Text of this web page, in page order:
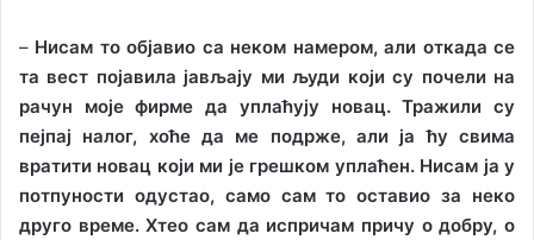
– Нисам то објавио са неком намером, али откада се
та вест појавила јављају ми људи који су почели на
рачун моје фирме да уплаћују новац. Тражили су
пејпај налог, хоће да ме подрже, али ја ћу свима
вратити новац који ми је грешком уплаћен. Нисам ја у
потпуности одустао, само сам то оставио за неко
друго време. Хтео сам да испричам причу о добру, о